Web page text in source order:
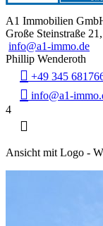
A1 Immobilien
Große Steinstraße
info@a1-immo.de
Phillip Wenderoth
+49 345
info@a1-
4
Ansicht mit Logo -